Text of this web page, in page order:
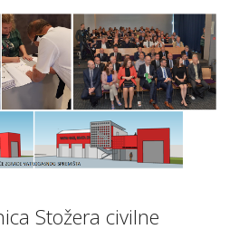
Stožera civilne